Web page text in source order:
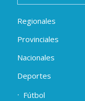
Regionales
Provinciales
Nacionales
Deportes
Fútbol